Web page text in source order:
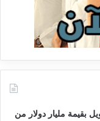
بقيمة مليار دولار من